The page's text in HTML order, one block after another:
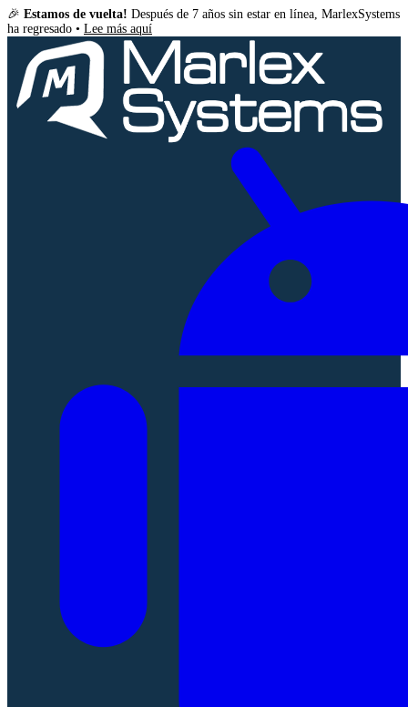
🎉 Estamos de vuelta! Después de 7 años sin estar en línea, MarlexSystems
ha regresado • Lee más aquí